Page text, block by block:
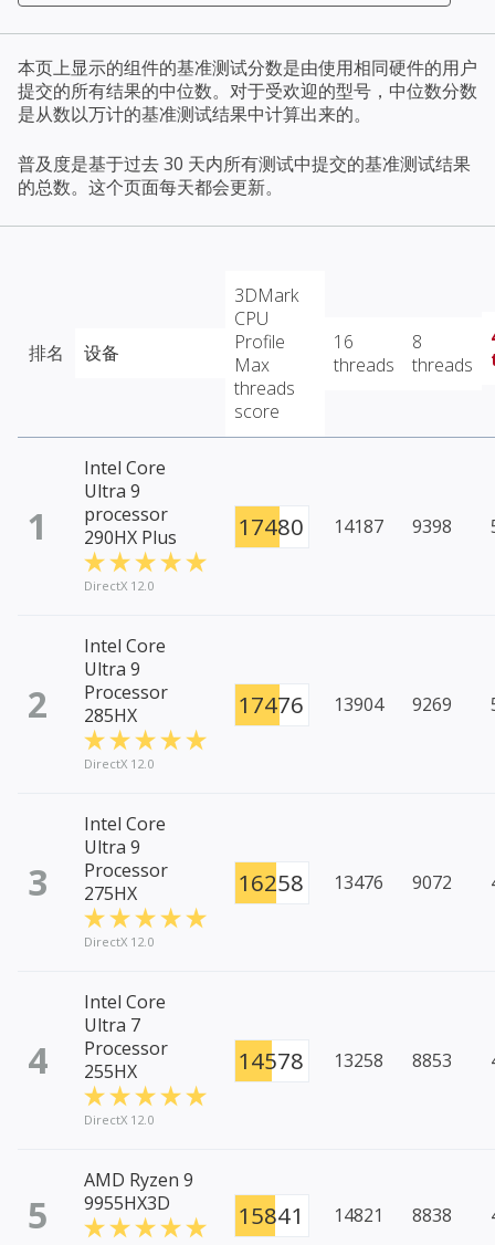
本页上显示的组件的基准测试分数是由使用相同硬件的用户
提交的所有结果的中位数。对于受欢迎的型号，中位数分数
是从数以万计的基准测试结果中计算出来的。
普及度是基于过去 30 天内所有测试中提交的基准测试结果
的总数。这个页面每天都会更新。
排名 设备
3DMark
CPU
Profile
Max
threads
score
16
threads
8
threads
1
Intel Core
Ultra 9
processor
290HX Plus
DirectX 12.0
17480 14187 9398
2
Intel Core
Ultra 9
Processor
285HX
DirectX 12.0
17476 13904 9269
3
Intel Core
Ultra 9
Processor
275HX
DirectX 12.0
16258 13476 9072
4
Intel Core
Ultra 7
Processor
255HX
DirectX 12.0
14578 13258 8853
5
AMD Ryzen 9
9955HX3D
15841 14821 8838